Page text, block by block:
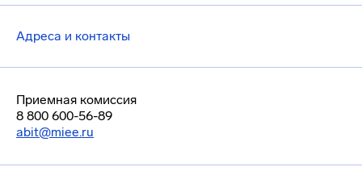
Адреса и контакты
Приемная комиссия
8 800 600-56-89
abit@miee.ru